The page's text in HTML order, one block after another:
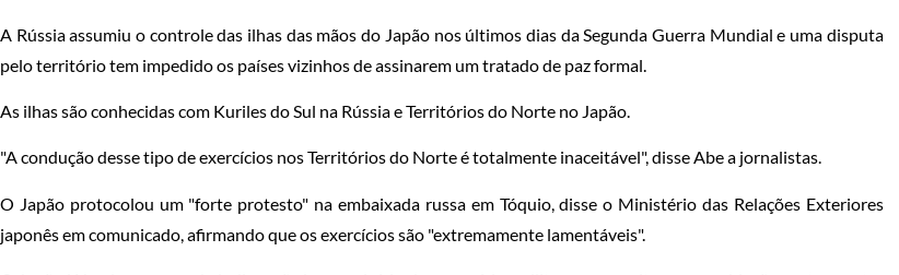
A Rússia assumiu o controle das ilhas das mãos do Japão nos últimos dias da Segunda Guerra Mundial e uma disputa
pelo território tem impedido os países vizinhos de assinarem um tratado de paz formal.
As ilhas são conhecidas com Kuriles do Sul na Rússia e Territórios do Norte no Japão.
"A condução desse tipo de exercícios nos Territórios do Norte é totalmente inaceitável", disse Abe a jornalistas.
O Japão protocolou um "forte protesto" na embaixada russa em Tóquio, disse o Ministério das Relações Exteriores
japonês em comunicado, afirmando que os exercícios são "extremamente lamentáveis".